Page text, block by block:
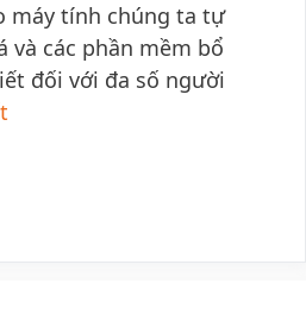
máy tính chúng ta tự
và các phần mềm bổ
đối với đa số người